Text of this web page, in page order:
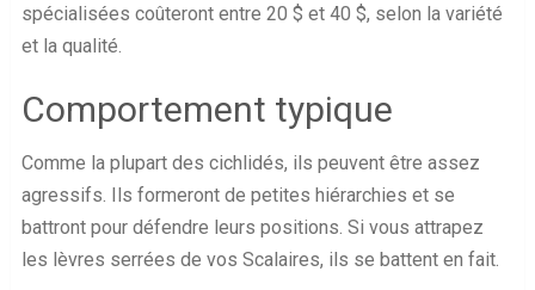
spécialisées coûteront entre 20 $ et 40 $, selon la variété
et la qualité.
Comportement typique
Comme la plupart des cichlidés, ils peuvent être assez
agressifs. Ils formeront de petites hiérarchies et se
battront pour défendre leurs positions. Si vous attrapez
les lèvres serrées de vos Scalaires, ils se battent en fait.